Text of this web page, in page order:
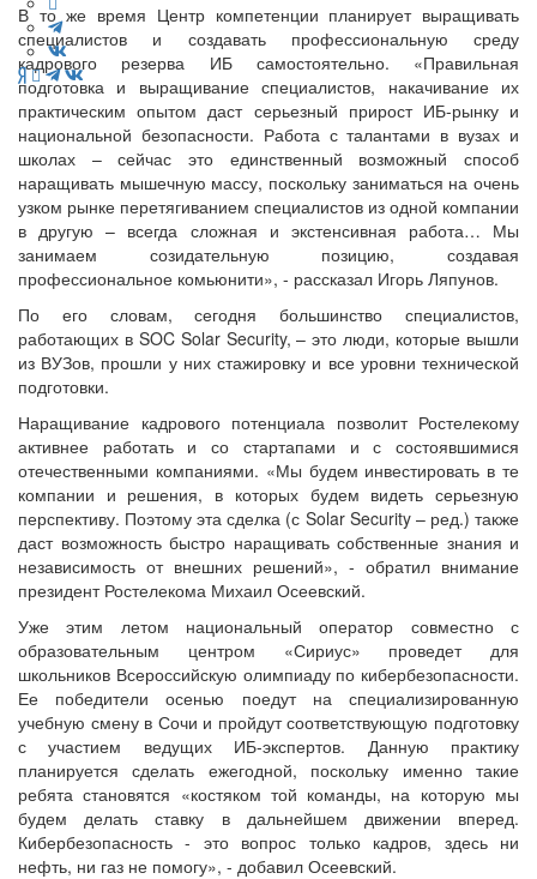
В то же время Центр компетенции планирует выращивать
специалистов и создавать профессиональную среду
кадрового резерва ИБ самостоятельно. «Правильная
подготовка и выращивание специалистов, накачивание их
практическим опытом даст серьезный прирост ИБ-рынку и
национальной безопасности. Работа с талантами в вузах и
школах – сейчас это единственный возможный способ
наращивать мышечную массу, поскольку заниматься на очень
узком рынке перетягиванием специалистов из одной компании
в другую – всегда сложная и экстенсивная работа… Мы
занимаем созидательную позицию, создавая
профессиональное комьюнити», - рассказал Игорь Ляпунов.
По его словам, сегодня большинство специалистов,
работающих в SOC Solar Security, – это люди, которые вышли
из ВУЗов, прошли у них стажировку и все уровни технической
подготовки.
Наращивание кадрового потенциала позволит Ростелекому
активнее работать и со стартапами и с состоявшимися
отечественными компаниями. «Мы будем инвестировать в те
компании и решения, в которых будем видеть серьезную
перспективу. Поэтому эта сделка (с Solar Security – ред.) также
даст возможность быстро наращивать собственные знания и
независимость от внешних решений», - обратил внимание
президент Ростелекома Михаил Осеевский.
Уже этим летом национальный оператор совместно с
образовательным центром «Сириус» проведет для
школьников Всероссийскую олимпиаду по кибербезопасности.
Ее победители осенью поедут на специализированную
учебную смену в Сочи и пройдут соответствующую подготовку
с участием ведущих ИБ-экспертов. Данную практику
планируется сделать ежегодной, поскольку именно такие
ребята становятся «костяком той команды, на которую мы
будем делать ставку в дальнейшем движении вперед.
Кибербезопасность - это вопрос только кадров, здесь ни
нефть, ни газ не помогу», - добавил Осеевский.